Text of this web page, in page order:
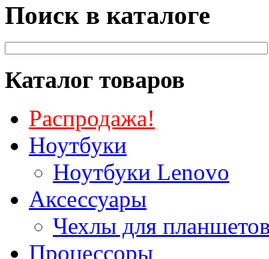
Поиск в каталоге
Каталог товаров
Распродажа!
Ноутбуки
Ноутбуки Lenovo
Аксессуары
Чехлы для
Процессоры